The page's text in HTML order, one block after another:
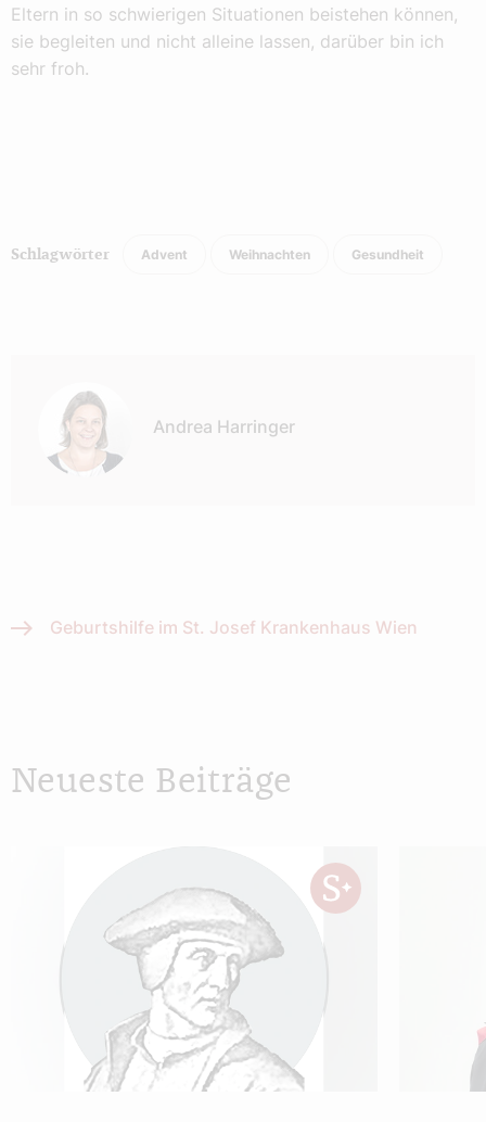
Eltern in so schwierigen Situationen beistehen können,
sie begleiten und nicht alleine lassen, darüber bin ich
sehr froh.
Schlagwörter Advent Weihnachten Gesundheit
Andrea Harringer
Geburtshilfe im St. Josef Krankenhaus Wien
Neueste Beiträge